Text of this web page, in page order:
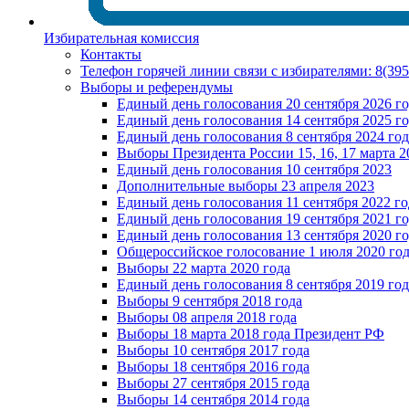
Избирательная комиссия
Контакты
Телефон горячей линии связи с избирателями:
Выборы и референдумы
Единый день голосования 20 сентября 2026
Единый день голосования 14 сентября 2025
Единый день голосования 8 сентября 2024
Выборы Президента России 15, 16, 17 марта
Единый день голосования 10 сентября 2023
Дополнительные выборы 23 апреля 2023
Единый день голосования 11 сентября 2022
Единый день голосования 19 сентября 2021
Единый день голосования 13 сентября 2020
Общероссийское голосование 1 июля 2020
Выборы 22 марта 2020 года
Единый день голосования 8 сентября 2019
Выборы 9 сентября 2018 года
Выборы 08 апреля 2018 года
Выборы 18 марта 2018 года Президент РФ
Выборы 10 сентября 2017 года
Выборы 18 сентября 2016 года
Выборы 27 сентября 2015 года
Выборы 14 сентября 2014 года